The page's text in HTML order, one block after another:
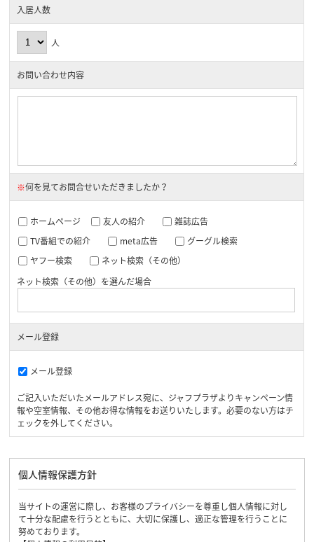
入居人数
人
お問い合わせ内容
※何を見てお問合せいただきましたか？
ホームページ 友人の紹介
雑誌広告
TV番組での紹介
meta広告
グーグル検索
ヤフー検索
ネット検索（その他）
ネット検索（その他）を選んだ場合
メール登録
メール登録
ご記入いただいたメールアドレス宛に、ジャフプラザよりキャンペーン情
報や空室情報、その他お得な情報をお送りいたします。必要のない方はチ
ェックを外してください。
個人情報保護方針
当サイトの運営に際し、お客様のプライバシーを尊重し個人情報に対し
て十分な配慮を行うとともに、大切に保護し、適正な管理を行うことに
努めております。